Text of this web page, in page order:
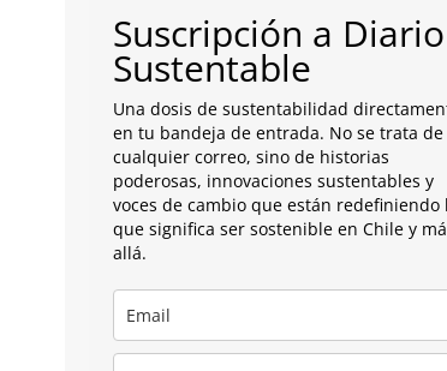
Suscripción a Diario
Sustentable
Una dosis de sustentabilidad
en tu bandeja de entrada. No se trata de
cualquier correo, sino de historias
poderosas, innovaciones sustentables y
voces de cambio que están redefiniendo
que significa ser sostenible en Chile y
allá.